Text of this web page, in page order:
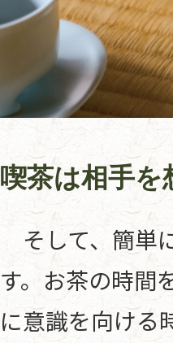
喫茶は相手を
そして、簡単
す。お茶の時間
に意識を向ける